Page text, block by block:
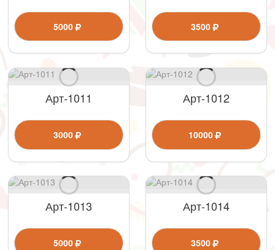
5000 3500
Арт-1011
3000
Арт-1012
10000
Арт-1013
5000
Арт-1014
3500